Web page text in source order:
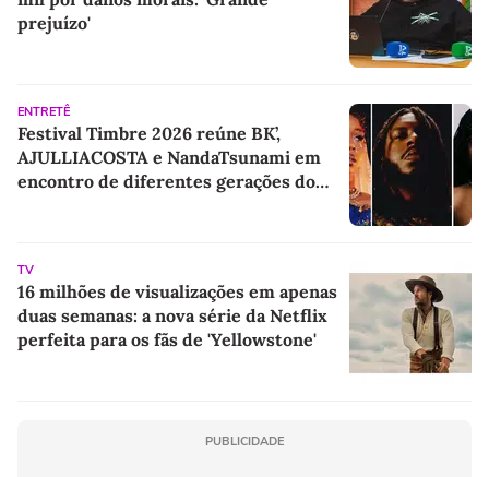
prejuízo'
ENTRETÊ
Festival Timbre 2026 reúne BK’,
AJULLIACOSTA e NandaTsunami em
encontro de diferentes gerações do
TV
16 milhões de visualizações em apenas
duas semanas: a nova série da Netflix
perfeita para os fãs de 'Yellowstone'
PUBLICIDADE